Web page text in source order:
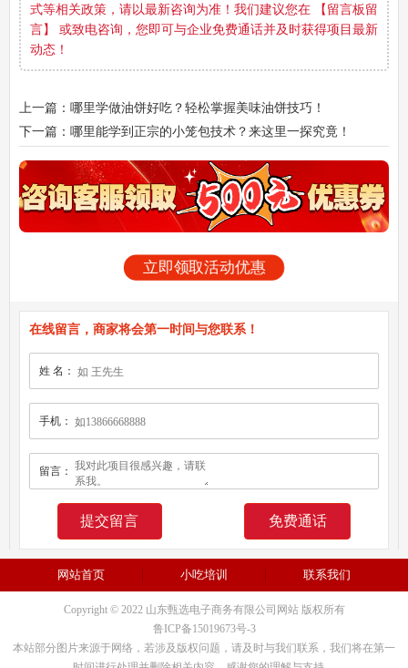
式等相关政策，请以最新咨询为准！我们建议您在 【留言板留
言】 或致电咨询，您即可与企业免费通话并及时获得项目最新
动态！
上一篇：哪里学做油饼好吃？轻松掌握美味油饼技巧！
下一篇：哪里能学到正宗的小笼包技术？来这里一探究竟！
立即领取活动优惠
在线留言，商家将会第一时间与您联系！
姓 名：
手机：
留言：
免费通话
网站首页 小吃培训 联系我们
Copyright © 2022 山东甄选电子商务有限公司网站 版权所有
鲁ICP备15019673号-3
本站部分图片来源于网络，若涉及版权问题，请及时与我们联系，我们将在第一